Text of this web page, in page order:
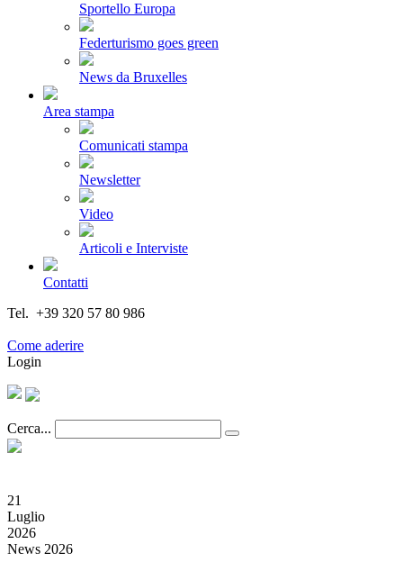
Sportello Europa
Federturismo goes green
News da Bruxelles
Area stampa
Comunicati stampa
Newsletter
Video
Articoli e Interviste
Contatti
Tel. +39 320 57 80 986
Come aderire
Login
Cerca...
21
Luglio
2026
News 2026